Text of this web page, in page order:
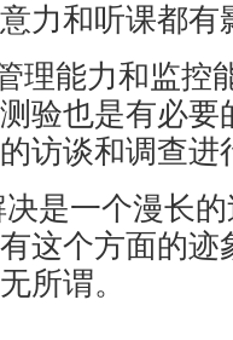
力和听课都有
理能力和监控
验也是有必要
访谈和调查进
是一个漫长
这个方面的迹
所谓。